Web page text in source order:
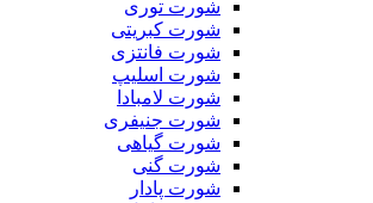
شورت توری
شورت کبریتی
شورت فانتزی
شورت اسلیپ
شورت لامبادا
شورت جنیفری
شورت گیاهی
شورت گنی
شورت پادار